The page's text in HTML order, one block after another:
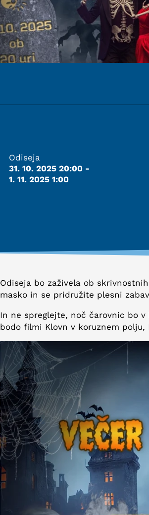
Odiseja
31. 10. 2025 20:00 -
1. 11. 2025 1:00
Odiseja bo zaživela ob
masko in se pridružite plesni
In ne spreglejte, noč čarovnic bo
bodo filmi Klovn v koruznem